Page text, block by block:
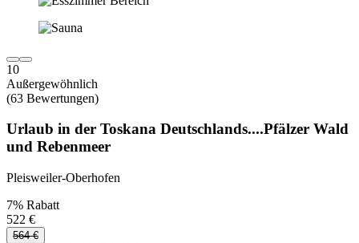
10
Außergewöhnlich
(63 Bewertungen)
Urlaub in der Toskana Deutschlands....Pfälzer Wald
und Rebenmeer
Pleisweiler-Oberhofen
7% Rabatt
522 €
564 €